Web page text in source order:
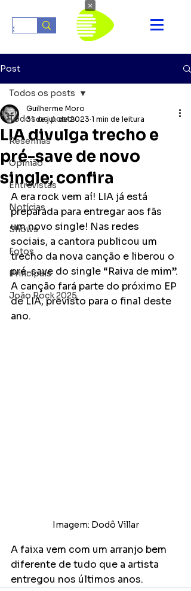
Post
Todos os posts
Resenhas
Opinião
Entrevistas
Notícias
Shows
Fotos
Principais
João Rock 2025
Todos os posts
LIA divulga trecho e
pré-save de novo
single; confira
Guilherme Moro
31 de jul. de 2023 1 min de leitura
A era rock vem aí! LIA já está
preparada para entregar aos fãs
um novo single! Nas redes
sociais, a cantora publicou um
trecho da nova canção e liberou o
pré-save do single “Raiva de mim”.
A canção fará parte do próximo EP
de LIA, previsto para o final deste
ano.
Imagem: Dodô Villar
A faixa vem com um arranjo bem
diferente de tudo que a artista
entregou nos últimos anos.
×